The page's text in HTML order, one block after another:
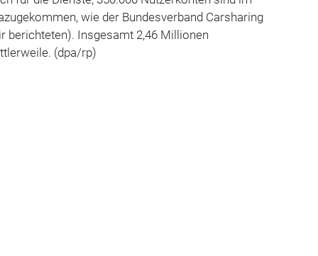
wie der Bundesverband Carsharing
berichteten). Insgesamt 2,46 Millionen
(dpa/rp)